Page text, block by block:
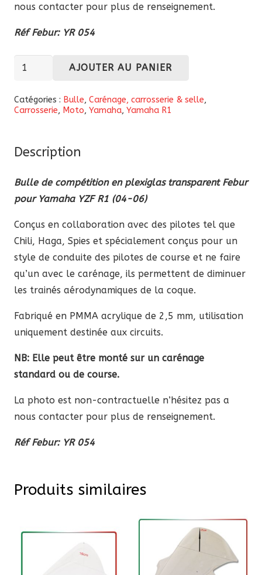
nous contacter pour plus de renseignement.
Réf Febur: YR 054
quantité
Bulle
compétition
plexiglas
transparent
Febur
Yamaha
R1
2004-
2006
AJOUTER AU PANIER
Catégories : Bulle, Carénage, carrosserie & selle,
Carrosserie, Moto, Yamaha, Yamaha R1
Description
Bulle de compétition en plexiglas transparent Febur
pour Yamaha YZF R1 (04-06)
Conçus en collaboration avec des pilotes tel que
Chili, Haga, Spies et spécialement conçus pour un
style de conduite des pilotes de course et ne faire
qu’un avec le carénage, ils permettent de diminuer
les trainés aérodynamiques de la coque.
Fabriqué en PMMA acrylique de 2,5 mm, utilisation
uniquement destinée aux circuits.
NB: Elle peut être monté sur un carénage
standard ou de course.
La photo est non-contractuelle n’hésitez pas a
nous contacter pour plus de renseignement.
Réf Febur: YR 054
Produits similaires